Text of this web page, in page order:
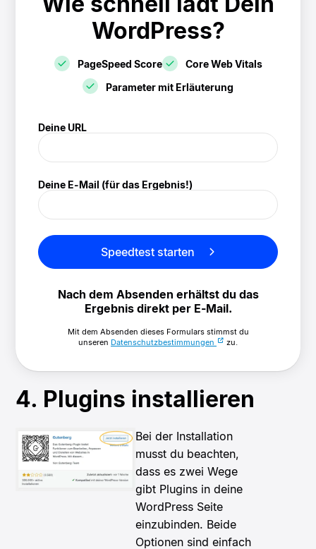
WordPress?
PageSpeed Score
Core Web Vitals
Parameter mit Erläuterung
(/speedtest)
Deine URL
Deine E-Mail (für das Ergebnis!)
Speedtest starten
Nach dem Absenden erhältst du das
Ergebnis direkt per E-Mail.
Mit dem Absenden dieses Formulars stimmst du
unseren Datenschutzbestimmungen zu.
4. Plugins installieren
Bei der Installation
musst du beachten,
dass es zwei Wege
gibt Plugins in deine
WordPress Seite
einzubinden. Beide
Optionen sind einfach